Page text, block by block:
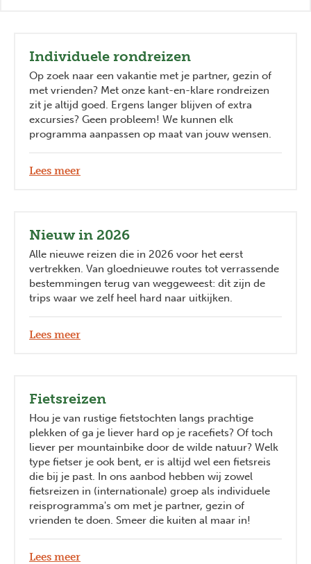
Individuele rondreizen
Op zoek naar een vakantie met je partner, gezin of
met vrienden? Met onze kant-en-klare rondreizen
zit je altijd goed. Ergens langer blijven of extra
excursies? Geen probleem! We kunnen elk
programma aanpassen op maat van jouw wensen.
Lees meer
Nieuw in 2026
Alle nieuwe reizen die in 2026 voor het eerst
vertrekken. Van gloednieuwe routes tot verrassende
bestemmingen terug van weggeweest: dit zijn de
trips waar we zelf heel hard naar uitkijken.
Lees meer
Fietsreizen
Hou je van rustige fietstochten langs prachtige
plekken of ga je liever hard op je racefiets? Of toch
liever per mountainbike door de wilde natuur? Welk
type fietser je ook bent, er is altijd wel een fietsreis
die bij je past. In ons aanbod hebben wij zowel
fietsreizen in (internationale) groep als individuele
reisprogramma's om met je partner, gezin of
vrienden te doen. Smeer die kuiten al maar in!
Lees meer